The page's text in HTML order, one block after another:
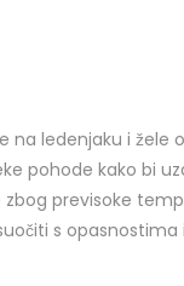
na ledenjaku i
pohode kako bi
previsoke
s